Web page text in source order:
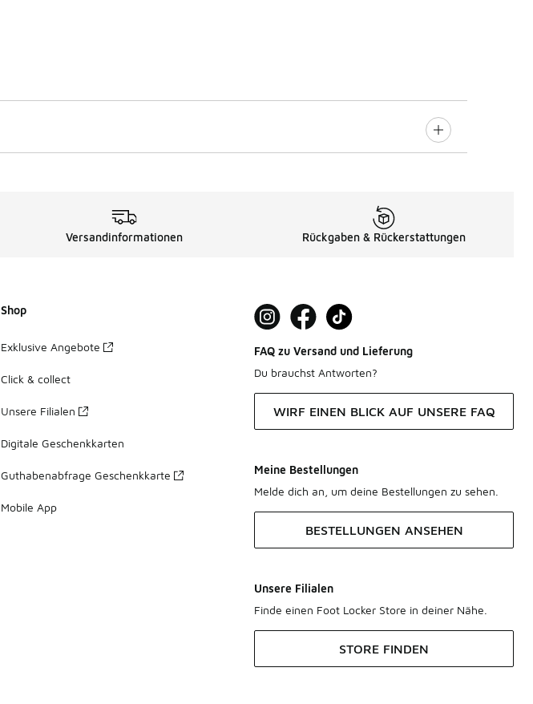
Versandinformationen Rückgaben & Rückerstattungen
Shop
Exklusive Angebote
Click & collect
Unsere Filialen
Digitale Geschenkkarten
Guthabenabfrage Geschenkkarte
Mobile App
FAQ zu Versand und Lieferung
Du brauchst Antworten?
WIRF EINEN BLICK AUF UNSERE FAQ
Meine Bestellungen
Melde dich an, um deine Bestellungen zu sehen.
BESTELLUNGEN ANSEHEN
Unsere Filialen
Finde einen Foot Locker Store in deiner Nähe.
STORE FINDEN